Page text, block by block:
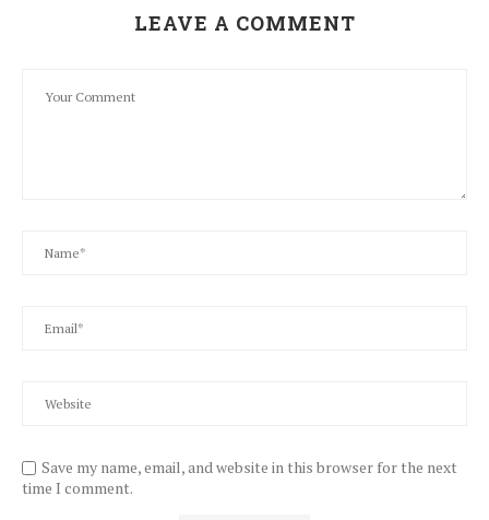
LEAVE A COMMENT
Save my name, email, and website in this browser for the next
time I comment.